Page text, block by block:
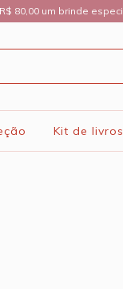
80,00 um brinde
Kit de livros